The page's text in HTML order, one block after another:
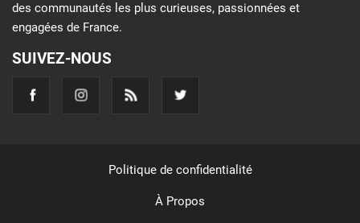
des communautés les plus curieuses, passionnées et
engagées de France.
SUIVEZ-NOUS
Politique de confidentialité
À Propos